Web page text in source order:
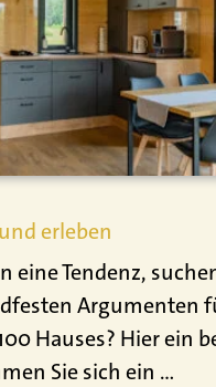
erleben
eine Tendenz,
Argumenten
Hauses? Hier ein
Sie sich ein ...